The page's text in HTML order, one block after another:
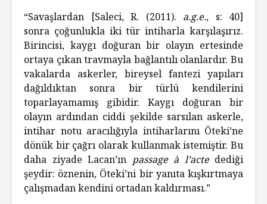
“Savaşlardan [Saleci, R. (2011). a.g.e., s: 40]
sonra çoğunlukla iki tür intiharla karşılaşırız.
Birincisi, kaygı doğuran bir olayın ertesinde
ortaya çıkan travmayla bağlantılı olanlardır. Bu
vakalarda askerler, bireysel fantezi yapıları
dağıldıktan sonra bir türlü kendilerini
toparlayamamış gibidir. Kaygı doğuran bir
olayın ardından ciddi şekilde sarsılan askerle,
intihar notu aracılığıyla intiharlarını Öteki’ne
dönük bir çağrı olarak kullanmak istemiştir. Bu
daha ziyade Lacan’ın passage à l’actedediği
şeydir: öznenin, Öteki’ni bir yanıta kışkırtmaya
çalışmadan kendini ortadan kaldırması.”